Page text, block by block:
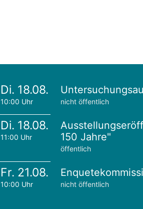
Di. 18.08.
10:00 Uhr nicht öffentlich
Di. 18.08.
11:00 Uhr
150 Jahre"
öffentlich
Fr. 21.08.
10:00 Uhr nicht öffentlich